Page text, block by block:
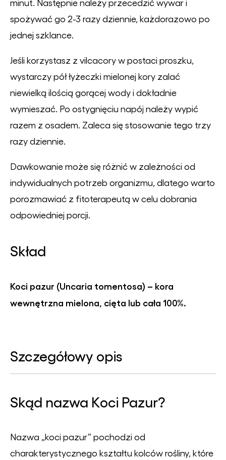
minut. Następnie należy przecedzić wywar i
spożywać go 2-3 razy dziennie, każdorazowo po
jednej szklance.
Jeśli korzystasz z vilcacory w postaci proszku,
wystarczy pół łyżeczki mielonej kory zalać
niewielką ilością gorącej wody i dokładnie
wymieszać. Po ostygnięciu napój należy wypić
razem z osadem. Zaleca się stosowanie tego trzy
razy dziennie.
Dawkowanie może się różnić w zależności od
indywidualnych potrzeb organizmu, dlatego warto
porozmawiać z fitoterapeutą w celu dobrania
odpowiedniej porcji.
Skład
Koci pazur (Uncaria tomentosa) – kora
wewnętrzna mielona, cięta lub cała 100%.
Szczegółowy opis
Skąd nazwa Koci Pazur?
Nazwa „koci pazur” pochodzi od
charakterystycznego kształtu kolców rośliny, które